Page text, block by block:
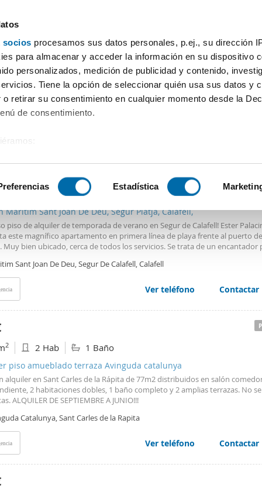
socios procesamos sus datos personales, p.ej., su dirección
para almacenar y acceder la información en su dispositivo
personalizados, medición de publicidad y contenido,
Tiene la opción de seleccionar quién usa sus datos y
retirar su consentimiento en cualquier momento desde la
de consentimiento.
analizándolo activamente para buscar características
cómo se procesan sus datos personales y establezca sus
de datos. Puede cambiar o retirar su consentimiento en
se usan para personalizar el contenido y los anuncios,
el tráfico. Además, compartimos información sobre el uso que
de redes sociales, publicidad y análisis web, quienes
que les haya proporcionado o que hayan recopilado a
Estadística
Habitaciones Más filtros - 1
2 2 Hab 1 Baño
Maritim Sant Joan De Deu, Segur Platja, Calafell,
piso de alquiler de temporada de verano en Segur de Calafell! Ester
este magnífico apartamento en primera línea de playa frente al puerto
Muy bien ubicado, cerca de todos los servicios. Se trata de un encantador
vistas al mar y cocina completa. La finca dispone de rampa de
movilidad y ascensor. Luz y sol todo el día. Terraza con barbacoa. Ideal
vacaciones de verano en familia junto al mar. Se alquila los meses
y septiembre. Venga a verlo, le va a encantar! Características básicas
muy buen estado •Sup. Útil 54m2 •Sup. Construida 77m2
Sant Joan De Deu, Segur De Calafell, Calafell
Ver teléfono Contactar
2 2 Hab 1 Baño
piso amueblado terraza Avinguda catalunya
alquiler en Sant Carles de la Rápita de 77m2 distribuidos en salón
2 habitaciones dobles, 1 baño completo y 2 amplias terrazas. No
ALQUILER DE SEPTIEMBRE A JUNIO!!!
Catalunya, Sant Carles de la Rapita
Ver teléfono Contactar